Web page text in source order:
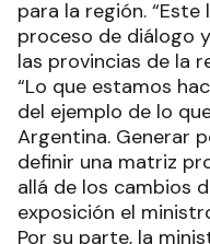
para la región.
proceso de diálogo
las provincias de la
“Lo que estamos
del ejemplo de lo
Argentina. Generar
definir una matriz
allá de los cambios
exposición el
Por su parte, la